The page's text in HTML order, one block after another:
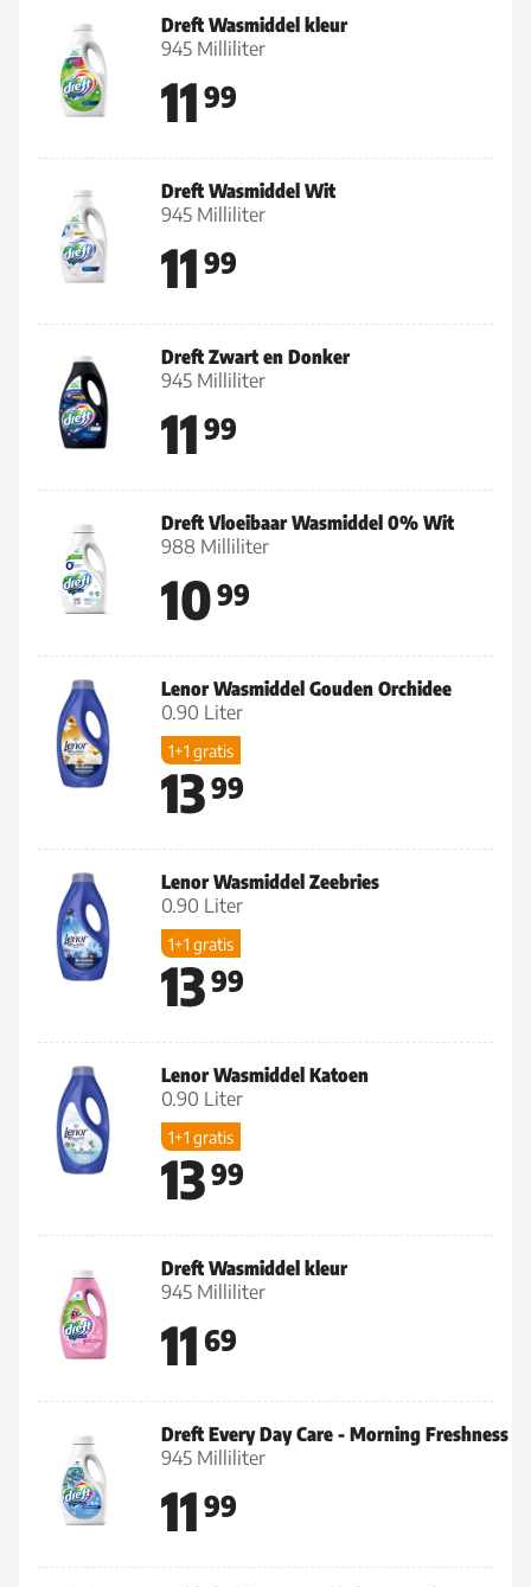
Dreft Wasmiddel kleur
945 Milliliter
11 99
Dreft Wasmiddel Wit
945 Milliliter
11 99
Dreft Zwart en Donker
945 Milliliter
11 99
Dreft Vloeibaar Wasmiddel 0% Wit
988 Milliliter
1099
Lenor Wasmiddel Gouden Orchidee
0.90 Liter
1+1 gratis
1399
Lenor Wasmiddel Zeebries
0.90 Liter
1+1 gratis
1399
Lenor Wasmiddel Katoen
0.90 Liter
1+1 gratis
1399
Dreft Wasmiddel kleur
945 Milliliter
11 69
Dreft Every Day Care - Morning Freshness
945 Milliliter
11 99